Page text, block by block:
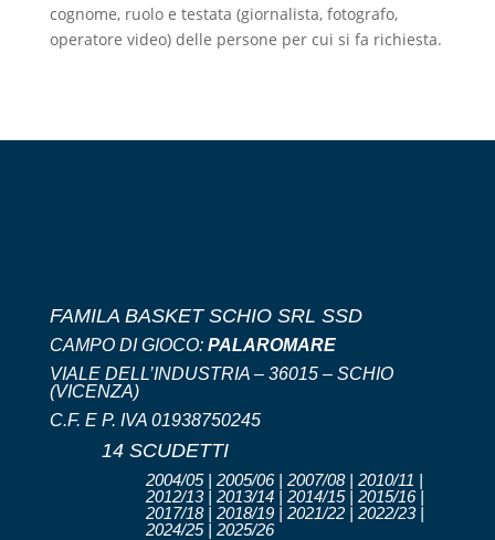
cognome, ruolo e testata (giornalista, fotografo,
operatore video) delle persone per cui si fa richiesta.
FAMILA BASKET SCHIO SRL SSD
CAMPO DI GIOCO: PALAROMARE
VIALE DELL’INDUSTRIA – 36015 – SCHIO
(VICENZA)
C.F. E P. IVA 01938750245
14 SCUDETTI
2004/05 | 2005/06 | 2007/08 | 2010/11 |
2012/13 | 2013/14 | 2014/15 | 2015/16 |
2017/18 | 2018/19 | 2021/22 | 2022/23 |
2024/25 | 2025/26